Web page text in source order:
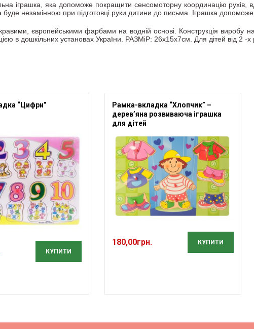
іграшка, яка допоможе покращити сенсомоторну координацію рухів,
буде незамінною при підготовці руки дитини до письма. Іграшка
європейськими фарбами на водній основі. Конструкція виробу
в дошкільних установах України. РАЗМіР: 26х15х7см. Для дітей від 2 -х
“Цифри”
КУПИТИ
Рамка-вкладка “Хлопчик” –
дерев’яна розвиваюча іграшка
для дітей
180,00грн. КУПИТИ